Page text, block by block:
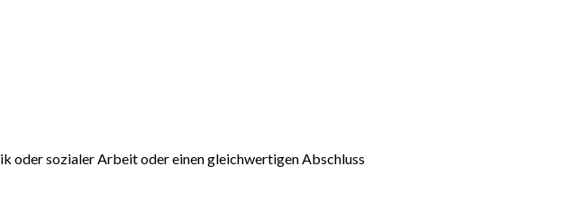
oder sozialer Arbeit oder einen gleichwertigen Abschluss